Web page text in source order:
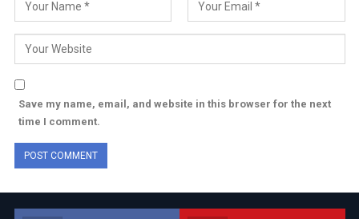
Save my name, email, and website in this browser for the next
time I comment.